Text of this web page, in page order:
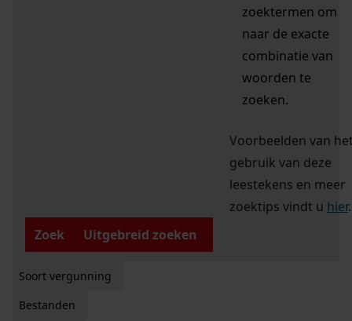
zoektermen om
naar de exacte
combinatie van
woorden te
zoeken.
Voorbeelden van
gebruik van deze
leestekens en meer
zoektips vindt u hier.
Zoek
Uitgebreid zoeken
Soort vergunning
Bestanden